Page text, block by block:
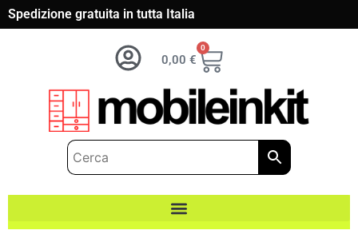
Spedizione gratuita in tutta Italia
0,00 €
0